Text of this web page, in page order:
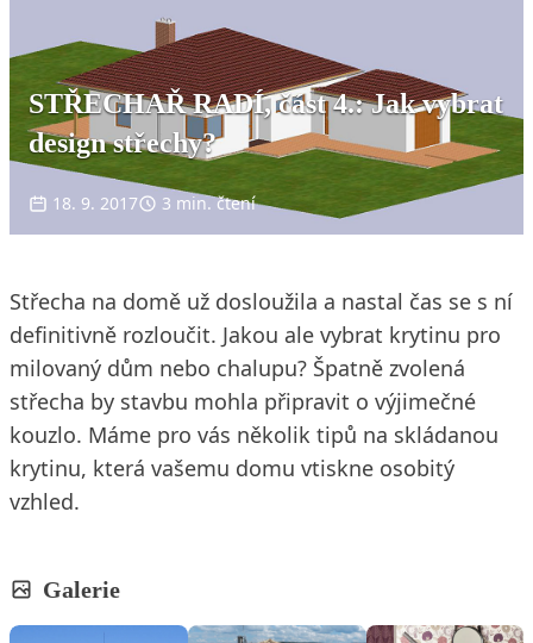
STŘECHAŘ RADÍ, část 4.: Jak vybrat
design střechy?
18. 9. 2017 3 min. čtení
Střecha na domě už dosloužila a nastal čas se s ní
definitivně rozloučit. Jakou ale vybrat krytinu pro
milovaný dům nebo chalupu? Špatně zvolená
střecha by stavbu mohla připravit o výjimečné
kouzlo. Máme pro vás několik tipů na skládanou
krytinu, která vašemu domu vtiskne osobitý
vzhled.
Galerie